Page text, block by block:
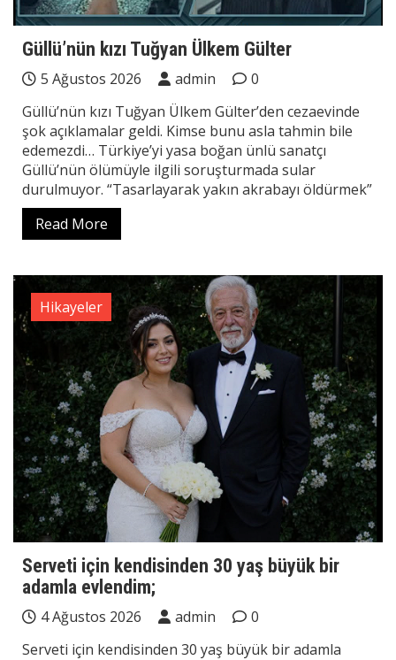
Güllü’nün kızı Tuğyan Ülkem Gülter
5 Ağustos 2026 admin
0
Güllü’nün kızı Tuğyan Ülkem Gülter’den cezaevinde
şok açıklamalar geldi. Kimse bunu asla tahmin bile
edemezdi… Türkiye’yi yasa boğan ünlü sanatçı
Güllü’nün ölümüyle ilgili soruşturmada sular
durulmuyor. “Tasarlayarak yakın akrabayı öldürmek”
Read More
Hikayeler
Serveti için kendisinden 30 yaş büyük bir
adamla evlendim;
4 Ağustos 2026 admin
0
Serveti için kendisinden 30 yaş büyük bir adamla